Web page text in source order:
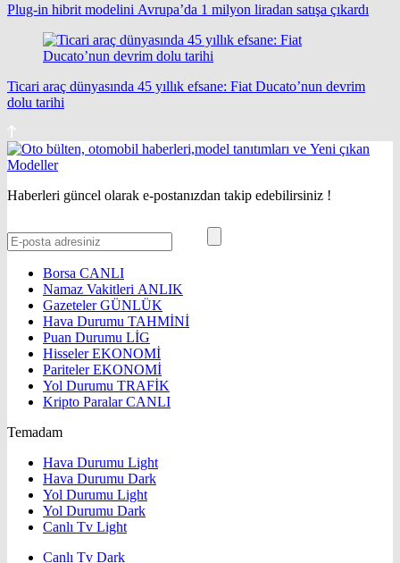
Plug-in hibrit modelini Avrupa’da 1 milyon liradan satışa çıkardı
Ticari araç dünyasında 45 yıllık efsane: Fiat Ducato’nun devrim
dolu tarihi
Haberleri güncel olarak e-postanızdan takip edebilirsiniz !
Borsa CANLI
Namaz Vakitleri ANLIK
GazetelerGÜNLÜK
Hava Durumu TAHMİNİ
Puan Durumu LİG
HisselerEKONOMİ
ParitelerEKONOMİ
Yol Durumu TRAFİK
Kripto ParalarCANLI
Temadam
Hava Durumu Light
Hava Durumu Dark
Yol Durumu Light
Yol Durumu Dark
Canlı Tv Light
Canlı Tv Dark